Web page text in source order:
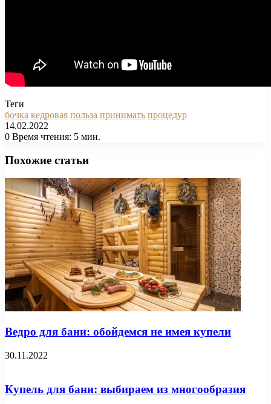
Теги
бочка кедровая польза принимать процедур
14.02.2022
0 Время чтения: 5 мин.
Похожие статьи
Ведро для бани: обойдемся не имея купели
30.11.2022
Купель для бани: выбираем из многообразия